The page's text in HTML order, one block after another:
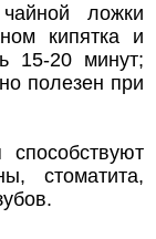
ложки
кипятка и
15-20 минут;
полезен при
стоматита,